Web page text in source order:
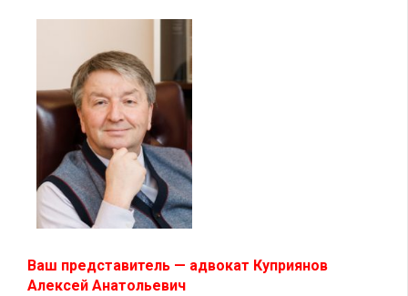
Ваш представитель — адвокат Куприянов
Алексей Анатольевич